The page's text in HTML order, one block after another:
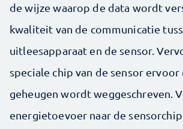
de wijze waarop de data wordt
kwaliteit van de communicatie
uitleesapparaat en de sensor.
speciale chip van de sensor
geheugen wordt weggeschreven.
energietoevoer naar de